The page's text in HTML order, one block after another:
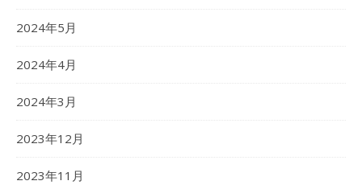
2024年5月
2024年4月
2024年3月
2023年12月
2023年11月